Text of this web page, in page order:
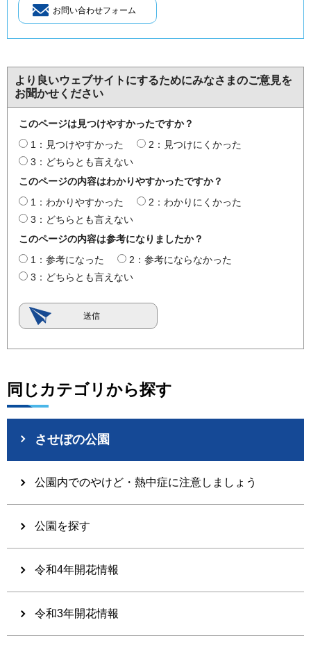
より良いウェブサイトにするためにみなさまのご意見を
お聞かせください
このページは見つけやすかったですか？
1：見つけやすかった
2：見つけにくかった
3：どちらとも言えない
このページの内容はわかりやすかったですか？
1：わかりやすかった
2：わかりにくかった
3：どちらとも言えない
このページの内容は参考になりましたか？
1：参考になった
2：参考にならなかった
3：どちらとも言えない
同じカテゴリから探す
させぼの公園
公園内でのやけど・熱中症に注意しましょう
公園を探す
令和4年開花情報
令和3年開花情報